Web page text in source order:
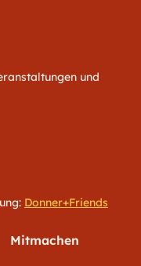
und
Donner+Friends
Mitmachen